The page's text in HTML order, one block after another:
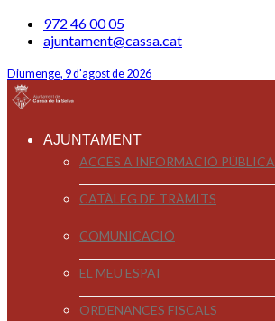
972 46 00 05
ajuntament@cassa.cat
Diumenge, 9 d'agost de 2026
AJUNTAMENT
ACCÉS A INFORMACIÓ PÚBLICA
CATÀLEG DE TRÀMITS
COMUNICACIÓ
EL MEU ESPAI
ORDENANCES FISCALS